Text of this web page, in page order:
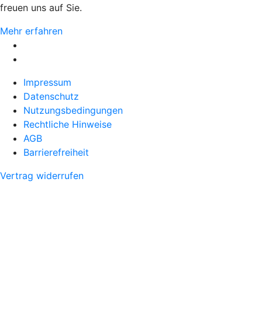
freuen uns auf Sie.
Mehr erfahren
Impressum
Datenschutz
Nutzungsbedingungen
Rechtliche Hinweise
AGB
Barrierefreiheit
Vertrag widerrufen